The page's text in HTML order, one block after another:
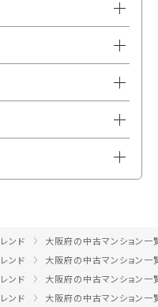
ンド
大阪府の中古マンション一
ンド
大阪府の中古マンション一
ンド
大阪府の中古マンション一
ンド
大阪府の中古マンション一